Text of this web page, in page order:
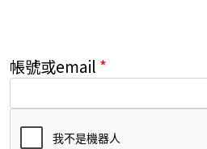
帳號或email *